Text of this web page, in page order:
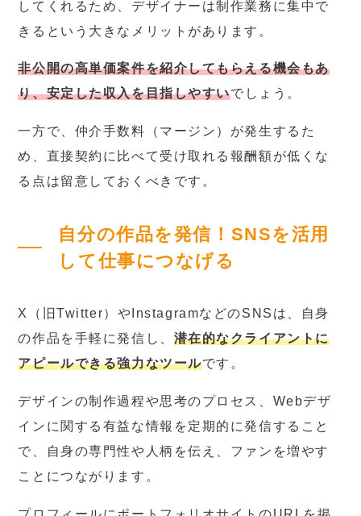
してくれるため、デザイナーは制作業務に集中で
きるという大きなメリットがあります。
非公開の高単価案件を紹介してもらえる機会もあ
り、安定した収入を目指しやすいでしょう。
一方で、仲介手数料（マージン）が発生するた
め、直接契約に比べて受け取れる報酬額が低くな
る点は留意しておくべきです。
自分の作品を発信！SNSを活用
して仕事につなげる
X（旧Twitter）やInstagramなどのSNSは、自身
の作品を手軽に発信し、 潜在的なクライアントに
アピールできる強力なツールです。
デザインの制作過程や思考のプロセス、Webデザ
インに関する有益な情報を定期的に発信すること
で、自身の専門性や人柄を伝え、ファンを増やす
ことにつながります。